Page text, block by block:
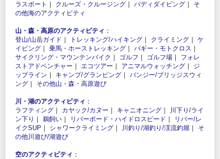
ラスボート ｜ クルーズ・クルージング ｜ バディダイビング ｜ そ
の他海のアクティビティ
山・森・高原のアクティビティ ：
登山/山岳ガイド ｜ トレッキング/ハイキング ｜ クライミング ｜ ケ
イビング ｜ 乗馬・ホーストレッキング ｜ バギー・モトクロス ｜
サイクリング・マウンテンバイク ｜ ゴルフ ｜ ゴルフ場 ｜ フォレ
ストアドベンチャー ｜ エコツアー ｜ アニマルウォッチング ｜ ジ
ップライン ｜ キャンプ/グランピング ｜ バンジー/ブリッジスウィ
ング ｜ その他山・森・高原遊び
川・湖のアクティビティ ：
ラフティング ｜ カヤック/カヌー ｜ キャニオニング ｜
川下り/ライ
ン下り ｜ 鵜飼い ｜ リバーボード・ハイドロスピード ｜
リバー/レ
イクSUP ｜ シャワークライミング ｜ 川釣り/湖釣り/渓流釣堀 ｜ そ
の他川遊び/湖遊び
空のアクティビティ ：